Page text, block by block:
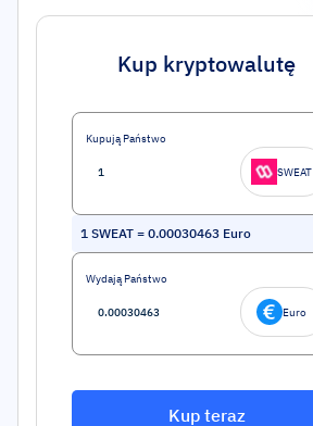
Kup kryptowalutę
Kupują Państwo
SWEAT
1 SWEAT = 0.00030463 Euro
Wydają Państwo
Euro
Kup teraz